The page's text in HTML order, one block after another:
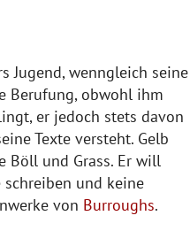
Jugend, wenngleich seine
Berufung, obwohl ihm
er jedoch stets davon
Texte versteht. Gelb
Böll und Grass. Er will
und keine
von Burroughs.